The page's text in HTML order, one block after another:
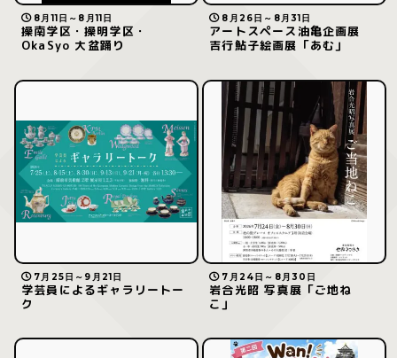
8月11日～8月11日
操南学区・操明学区・
OkaSyo 大盆踊り
8月26日～8月31日
アートスペース油亀企画展
吉行鮎子絵画展「あむ」
7月25日～9月21日
学芸員によるギャラリートー
ク
7月24日～8月30日
岩合光昭 写真展「ご地ね
こ」